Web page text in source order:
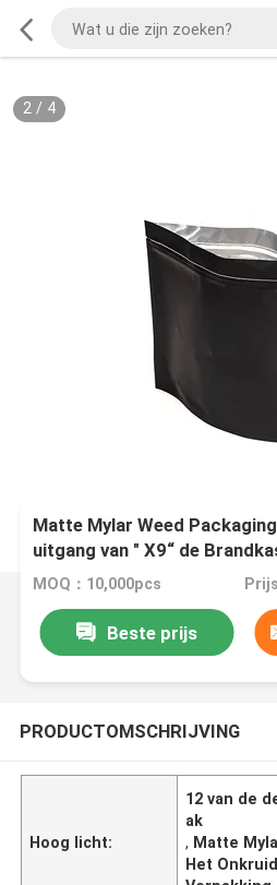
2/ 4
Matte Mylar Weed
uitgang van " X9“ de
MOQ：10,000pcs
Beste prijs
PRODUCTOMSCHRIJVING
Hoog licht:
12 van de
ak
, Matte
Het